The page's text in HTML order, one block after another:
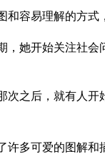
和容易理解的方式
她开始关注社
之后，就有人
多可爱的图解